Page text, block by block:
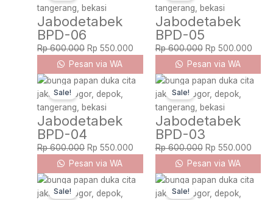
Jabodetabek
BPD-06
Rp600.000
was:
Rp 600.000.
Rp 550.000
Rp 550.000.
Pesan via WA
Jabodetabek
BPD-05
Rp600.000
was:
Rp 600.000.
Rp 500.000
Pesan via WA
Sale!
Jabodetabek
BPD-04
Rp600.000
Original
price
was:
Rp 600.000.
Rp 550.000
Current
Rp 550.000.
Pesan via WA
Sale!
Jabodetabek
BPD-03
Rp600.000
Original
price
was:
Rp 600.000.
Rp 550.000
Pesan via WA
Sale!
Original
price
Current
Sale!
Original
price